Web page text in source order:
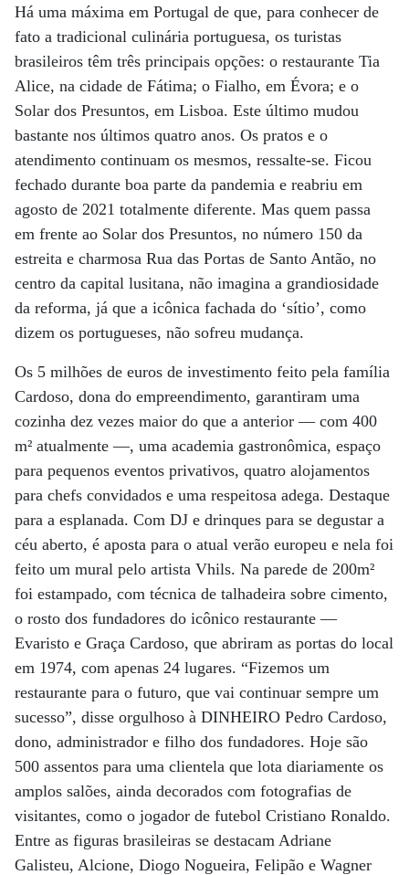
Há uma máxima em Portugal de que, para conhecer de
fato a tradicional culinária portuguesa, os turistas
brasileiros têm três principais opções: o restaurante Tia
Alice, na cidade de Fátima; o Fialho, em Évora; e o
Solar dos Presuntos, em Lisboa. Este último mudou
bastante nos últimos quatro anos. Os pratos e o
atendimento continuam os mesmos, ressalte-se. Ficou
fechado durante boa parte da pandemia e reabriu em
agosto de 2021 totalmente diferente. Mas quem passa
em frente ao Solar dos Presuntos, no número 150 da
estreita e charmosa Rua das Portas de Santo Antão, no
centro da capital lusitana, não imagina a grandiosidade
da reforma, já que a icônica fachada do ‘sítio’, como
dizem os portugueses, não sofreu mudança.
Os 5 milhões de euros de investimento feito pela família
Cardoso, dona do empreendimento, garantiram uma
cozinha dez vezes maior do que a anterior — com 400
m² atualmente —, uma academia gastronômica, espaço
para pequenos eventos privativos, quatro alojamentos
para chefs convidados e uma respeitosa adega. Destaque
para a esplanada. Com DJ e drinques para se degustar a
céu aberto, é aposta para o atual verão europeu e nela foi
feito um mural pelo artista Vhils. Na parede de 200m²
foi estampado, com técnica de talhadeira sobre cimento,
o rosto dos fundadores do icônico restaurante —
Evaristo e Graça Cardoso, que abriram as portas do local
em 1974, com apenas 24 lugares. “Fizemos um
restaurante para o futuro, que vai continuar sempre um
sucesso”, disse orgulhoso à DINHEIRO Pedro Cardoso,
dono, administrador e filho dos fundadores. Hoje são
500 assentos para uma clientela que lota diariamente os
amplos salões, ainda decorados com fotografias de
visitantes, como o jogador de futebol Cristiano Ronaldo.
Entre as figuras brasileiras se destacam Adriane
Galisteu, Alcione, Diogo Nogueira, Felipão e Wagner